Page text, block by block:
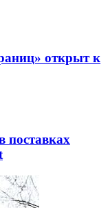
открыт к
поставках